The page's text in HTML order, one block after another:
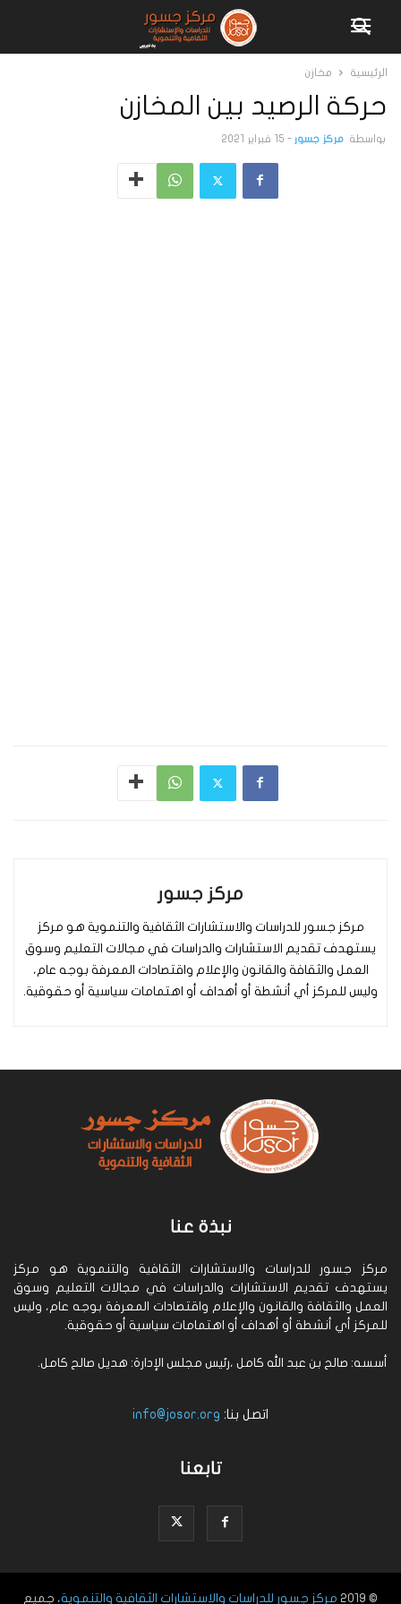
الرئيسية مخازن
حركة الرصيد بين المخازن
بواسطة مركز جسور - 15 فبراير 2021
مركز جسور
مركز جسور للدراسات والاستشارات الثقافية والتنموية هو مركز
يستهدف تقديم الاستشارات والدراسات في مجالات التعليم وسوق
العمل والثقافة والقانون والإعلام واقتصادات المعرفة بوجه عام،
وليس للمركز أي أنشطة أو أهداف أو اهتمامات سياسية أو حقوقية.
نبذة عنا
مركز جسور للدراسات والاستشارات الثقافية والتنموية هو مركز
يستهدف تقديم الاستشارات والدراسات في مجالات التعليم وسوق
العمل والثقافة والقانون والإعلام واقتصادات المعرفة بوجه عام، وليس
للمركز أي أنشطة أو أهداف أو اهتمامات سياسية أو حقوقية.
أسسه: صالح بن عبد الله كامل ،رئيس مجلس الإدارة: هديل صالح كامل.
اتصل بنا: info@josor.org
تابعنا
© 2019 مركز جسور للدراسات والاستشارات الثقافية والتنموية، جميع